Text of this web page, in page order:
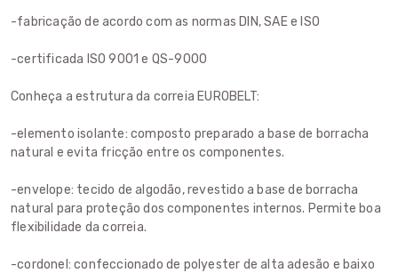
-fabricação de acordo com as normas DIN, SAE e ISO
-certificada ISO 9001 e QS-9000
Conheça a estrutura da correia EUROBELT:
-elemento isolante: composto preparado a base de borracha
natural e evita fricção entre os componentes.
-envelope: tecido de algodão, revestido a base de borracha
natural para proteção dos componentes internos. Permite boa
flexibilidade da correia.
-cordonel: confeccionado de polyester de alta adesão e baixo